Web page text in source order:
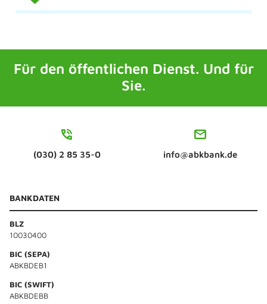
(030) 2 85 35-0
Für den öffentlichen Dienst. Und für
Sie.
info@abkbank.de
BANKDATEN
BLZ
10030400
BIC (SEPA)
ABKBDEB1
BIC (SWIFT)
ABKBDEBB